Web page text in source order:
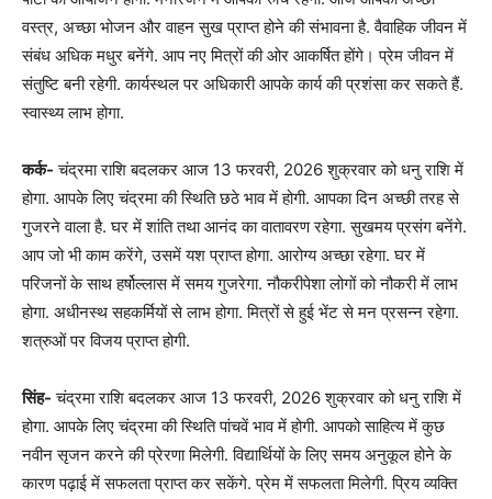
वस्त्र, अच्छा भोजन और वाहन सुख प्राप्त होने की संभावना है. वैवाहिक जीवन में
संबंध अधिक मधुर बनेंगे. आप नए मित्रों की ओर आकर्षित होंगे। प्रेम जीवन में
संतुष्टि बनी रहेगी. कार्यस्थल पर अधिकारी आपके कार्य की प्रशंसा कर सकते हैं.
स्वास्थ्य लाभ होगा.
कर्क- चंद्रमा राशि बदलकर आज 13 फरवरी, 2026 शुक्रवार को धनु राशि में
होगा. आपके लिए चंद्रमा की स्थिति छठे भाव में होगी. आपका दिन अच्छी तरह से
गुजरने वाला है. घर में शांति तथा आनंद का वातावरण रहेगा. सुखमय प्रसंग बनेंगे.
आप जो भी काम करेंगे, उसमें यश प्राप्त होगा. आरोग्य अच्छा रहेगा. घर में
परिजनों के साथ हर्षोल्लास में समय गुजरेगा. नौकरीपेशा लोगों को नौकरी में लाभ
होगा. अधीनस्थ सहकर्मियों से लाभ होगा. मित्रों से हुई भेंट से मन प्रसन्न रहेगा.
शत्रुओं पर विजय प्राप्त होगी.
सिंह- चंद्रमा राशि बदलकर आज 13 फरवरी, 2026 शुक्रवार को धनु राशि में
होगा. आपके लिए चंद्रमा की स्थिति पांचवें भाव में होगी. आपको साहित्य में कुछ
नवीन सृजन करने की प्रेरणा मिलेगी. विद्यार्थियों के लिए समय अनुकूल होने के
कारण पढ़ाई में सफलता प्राप्त कर सकेंगे. प्रेम में सफलता मिलेगी. प्रिय व्यक्ति